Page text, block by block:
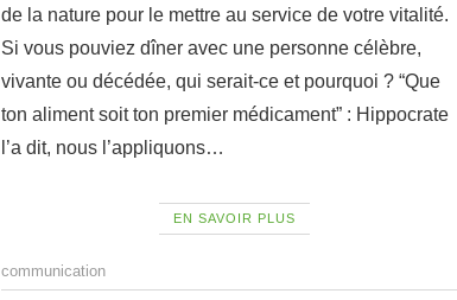
de la nature pour le mettre au service de votre vitalité.
Si vous pouviez dîner avec une personne célèbre,
vivante ou décédée, qui serait-ce et pourquoi ? “Que
ton aliment soit ton premier médicament” : Hippocrate
l’a dit, nous l’appliquons…
EN SAVOIR PLUS
communication